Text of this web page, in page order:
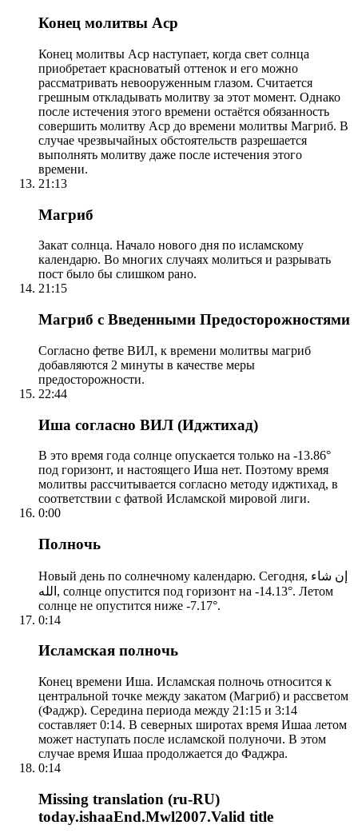
Конец молитвы Аср
Конец молитвы Аср наступает, когда свет солнца
приобретает красноватый оттенок и его можно
рассматривать невооруженным глазом. Считается
грешным откладывать молитву за этот момент. Однако
после истечения этого времени остаётся обязанность
совершить молитву Аср до времени молитвы Магриб. В
случае чрезвычайных обстоятельств разрешается
выполнять молитву даже после истечения этого
времени.
21:13
Магриб
Закат солнца. Начало нового дня по исламскому
календарю. Во многих случаях молиться и разрывать
пост было бы слишком рано.
21:15
Магриб с Введенными Предосторожностями
Согласно фетве ВИЛ, к времени молитвы магриб
добавляются 2 минуты в качестве меры
предосторожности.
22:44
Иша согласно ВИЛ (Иджтихад)
В это время года солнце опускается только на -13.86°
под горизонт, и настоящего Иша нет. Поэтому время
молитвы рассчитывается согласно методу иджтихад, в
соответствии с фатвой Исламской мировой лиги.
0:00
Полночь
Новый день по солнечному календарю. Сегодня, إن شاء
الله, солнце опустится под горизонт на -14.13°. Летом
солнце не опустится ниже -7.17°.
0:14
Исламская полночь
Конец времени Иша. Исламская полночь относится к
центральной точке между закатом (Магриб) и рассветом
(Фаджр). Середина периода между 21:15 и 3:14
составляет 0:14. В северных широтах время Ишаа летом
может наступать после исламской полуночи. В этом
случае время Ишаа продолжается до Фаджра.
0:14
Missing translation (ru-RU)
today.ishaaEnd.Mwl2007.Valid title